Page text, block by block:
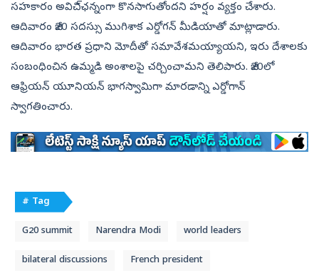
సహకారం అవిచి్ఛన్నంగా కొనసాగుతోందని హర్షం వ్యక్తం చేశారు.
ఆదివారం జీ20 సదస్సు ముగిశాక ఎర్డోగన్‌ మీడియాతో మాట్లాడారు.
ఆదివారం భారత ప్రధాని మోదీతో సమావేశమయ్యాయని, ఇరు దేశాలకు
సంబంధించిన ఉమ్మడి అంశాలపై చర్చించామని తెలిపారు. జీ20లో
ఆఫ్రియన్‌ యూనియన్‌ భాగస్వామిగా మారడాన్ని ఎర్డోగాన్‌
స్వాగతించారు.
# Tag
G20 summit Narendra Modi world leaders
bilateral discussions French president